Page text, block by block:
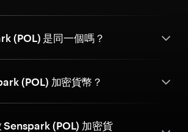
(POL) 是同一個嗎？
(POL) 加密貨幣？
Senspark (POL) 加密貨